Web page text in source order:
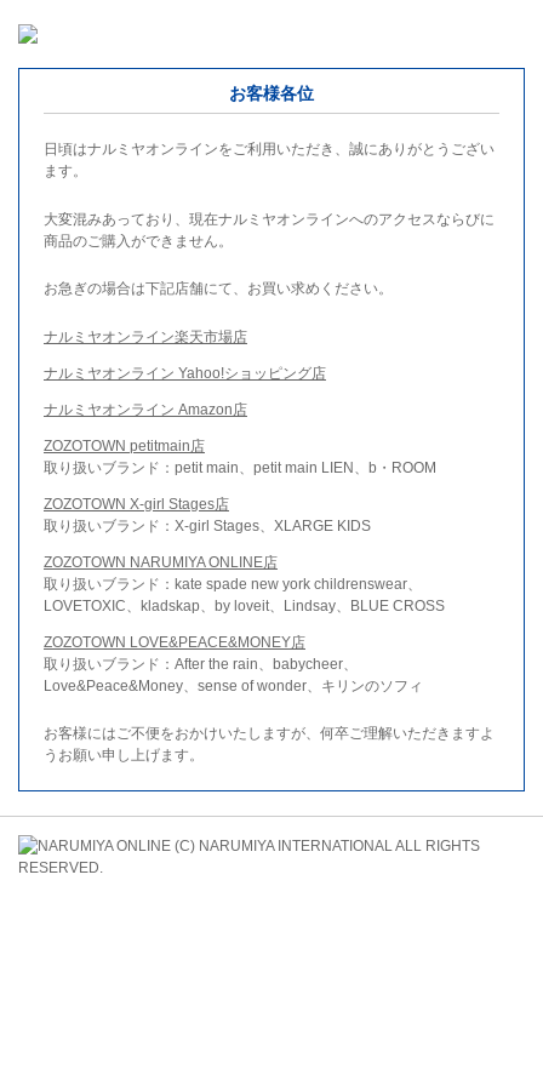
お客様各位
日頃はナルミヤオンラインをご利用いただき、誠にありがとうござい
ます。
大変混みあっており、現在ナルミヤオンラインへのアクセスならびに
商品のご購入ができません。
お急ぎの場合は下記店舗にて、お買い求めください。
ナルミヤオンライン楽天市場店
ナルミヤオンライン Yahoo!ショッピング店
ナルミヤオンライン Amazon店
ZOZOTOWN petitmain店
取り扱いブランド：petit main、petit main LIEN、b・ROOM
ZOZOTOWN X-girl Stages店
取り扱いブランド：X-girl Stages、XLARGE KIDS
ZOZOTOWN NARUMIYA ONLINE店
取り扱いブランド：kate spade new york childrenswear、
LOVETOXIC、kladskap、by loveit、Lindsay、BLUE CROSS
ZOZOTOWN LOVE&PEACE&MONEY店
取り扱いブランド：After the rain、babycheer、
Love&Peace&Money、sense of wonder、キリンのソフィ
お客様にはご不便をおかけいたしますが、何卒ご理解いただきますよ
うお願い申し上げます。